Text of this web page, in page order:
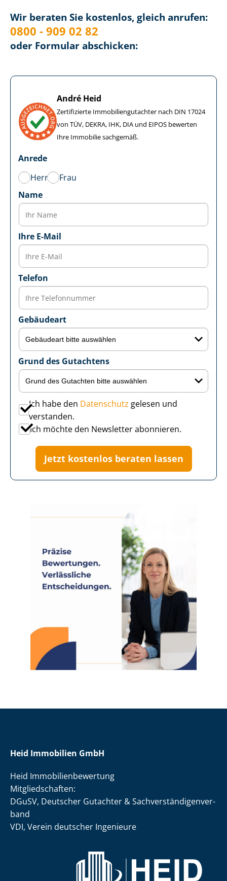
Wir beraten Sie kostenlos, gleich anrufen:
0800 - 909 02 82
oder Formular abschicken:
André Heid
Zertifizierte Im­mo­bi­li­en­gut­ach­ter nach DIN 17024
von TÜV, DEKRA, IHK, DIA und EIPOS bewerten
Ihre Immobilie sachgemäß.
Anrede
Herr
Frau
Name
Ihre E-Mail
Telefon
Gebäudeart
Grund des Gutachtens
Ich habe den Datenschutz gelesen und
verstanden.
Ich möchte den Newsletter abonnieren.
Jetzt kostenlos beraten lassen
Heid Immobilien GmbH
Heid Im­mo­bi­li­en­be­wer­tung
Mit­glied­schaf­ten:
DGuSV, Deutscher Gutachter & Sach­ver­stän­di­gen­ver­
band
VDI, Verein deutscher Ingenieure